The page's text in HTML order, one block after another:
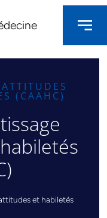
(CAAHC)
et habiletés